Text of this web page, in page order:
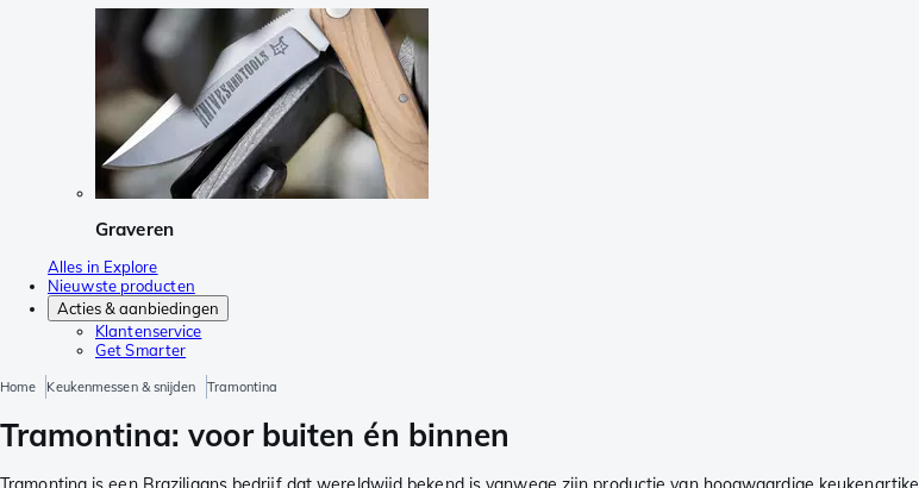
Graveren
Alles in Explore
Nieuwste producten
Acties & aanbiedingen
Klantenservice
Get Smarter
Home Keukenmessen & snijden Tramontina
Tramontina: voor buiten én binnen